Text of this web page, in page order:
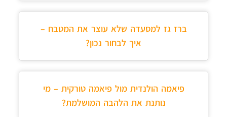
ברז גז למסעדה שלא עוצר את המטבח –
איך לבחור נכון?
פיאמה הולנדית מול פיאמה טורקית – מי
נותנת את הלהבה המושלמת?